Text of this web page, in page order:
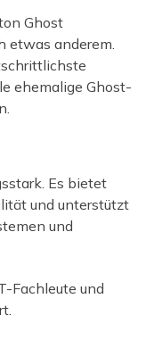
Ghost
etwas anderem.
ehemalige Ghost-
Es bietet
und unterstützt
und
Fachleute und